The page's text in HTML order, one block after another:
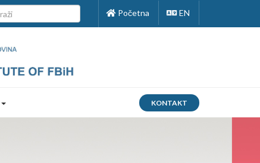
Početna EN
KONTAKT